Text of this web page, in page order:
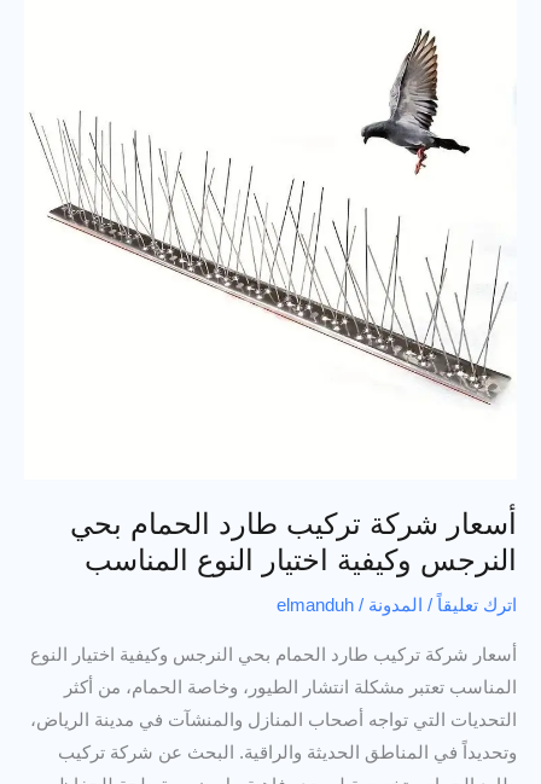
أسعار شركة تركيب طارد الحمام بحي
النرجس وكيفية اختيار النوع المناسب
اترك تعليقاً / المدونة /
elmanduh
أسعار شركة تركيب طارد الحمام بحي النرجس وكيفية اختيار النوع
المناسب تعتبر مشكلة انتشار الطيور، وخاصة الحمام، من أكثر
التحديات التي تواجه أصحاب المنازل والمنشآت في مدينة الرياض،
وتحديداً في المناطق الحديثة والراقية. البحث عن شركة تركيب